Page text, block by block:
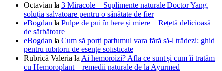
Octavian la 3 Miracole – Suplimente naturale Doctor Yang,
soluția salvatoare pentru o sănătate de fier
eBogdan la Pulpe de pui în bere și miere – Rețetă delicioasă
de sărbătoare
eBogdan la Cum să porți parfumul vara fără să-l trădezi: ghid
pentru iubitorii de esențe sofisticate
Rubrică Valeria la Ai hemoroizi? Afla ce sunt și cum îi tratăm
cu Hemoroplant – remedii naturale de la Ayurmed